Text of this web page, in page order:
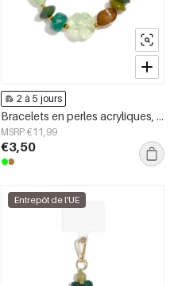
2 à 5 jours
Bracelets en perles acryliques, collection décontractée et simple pour femmes
MSRP €11,99
€3,50
Entrepôt de l'UE